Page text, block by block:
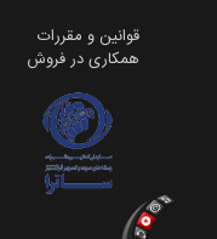
قوانین و مقررات
همکاری در فروش